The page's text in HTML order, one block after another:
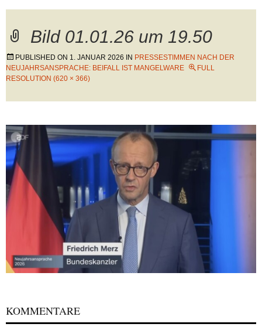
Bild 01.01.26 um 19.50
PUBLISHED ON 1. JANUAR 2026 IN PRESSESTIMMEN NACH DER
NEUJAHRSANSPRACHE: BEIFALL IST MANGELWARE
FULL
RESOLUTION (620 × 366)
KOMMENTARE